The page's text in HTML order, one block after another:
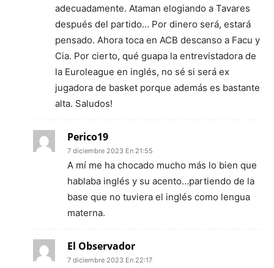
adecuadamente. Ataman elogiando a Tavares
después del partido… Por dinero será, estará
pensado. Ahora toca en ACB descanso a Facu y
Cia. Por cierto, qué guapa la entrevistadora de
la Euroleague en inglés, no sé si será ex
jugadora de basket porque además es bastante
alta. Saludos!
Perico19
7 diciembre 2023 En 21:55
A mí me ha chocado mucho más lo bien que
hablaba inglés y su acento…partiendo de la
base que no tuviera el inglés como lengua
materna.
El Observador
7 diciembre 2023 En 22:17